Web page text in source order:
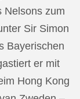
Nelsons zum
Sir Simon
Bayerischen
er mit
Hong Kong